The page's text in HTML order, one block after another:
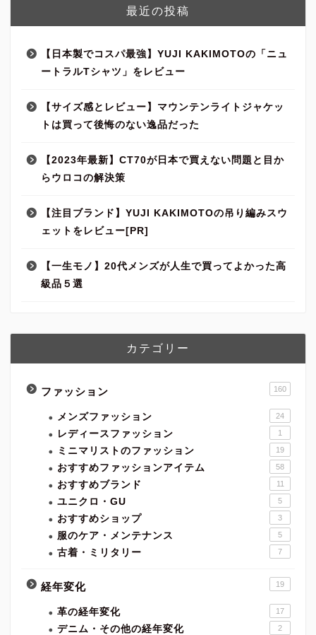
最近の投稿
【日本製でコスパ最強】YUJI KAKIMOTOの「ニュ
ートラルTシャツ」をレビュー
【サイズ感とレビュー】マウンテンライトジャケッ
トは買って後悔のない逸品だった
【2023年最新】CT70が日本で買えない問題と目か
らウロコの解決策
【注目ブランド】YUJI KAKIMOTOの吊り編みスウ
ェットをレビュー[PR]
【一生モノ】20代メンズが人生で買ってよかった高
級品５選
カテゴリー
ファッション 160
メンズファッション 24
レディースファッション 1
ミニマリストのファッション 19
おすすめファッションアイテム 58
おすすめブランド 11
ユニクロ・GU 5
おすすめショップ 3
服のケア・メンテナンス 5
古着・ミリタリー 7
経年変化 19
革の経年変化 17
デニム・その他の経年変化 2